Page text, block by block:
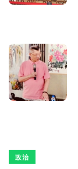
政治